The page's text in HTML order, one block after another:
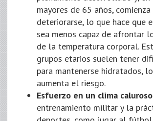
mayores de 65 años, comienza
deteriorarse, lo que hace que
sea menos capaz de afrontar
de la temperatura corporal.
grupos etarios suelen tener
para mantenerse hidratados,
aumenta el riesgo.
Esfuerzo en un clima
entrenamiento militar y la